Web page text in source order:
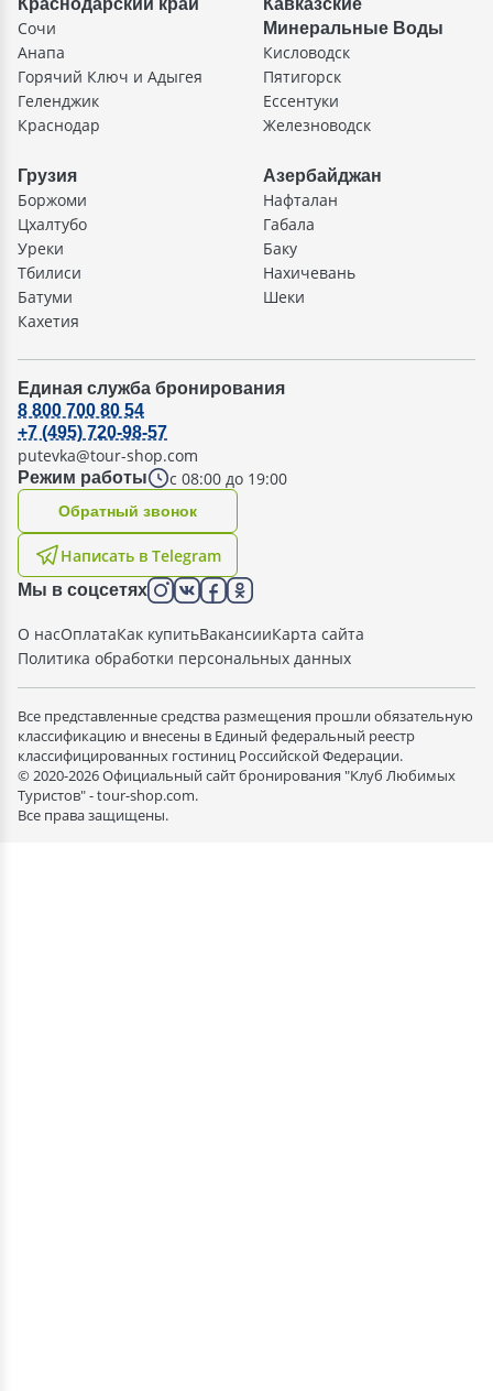
Краснодарский край
Сочи
Анапа
Горячий Ключ и Адыгея
Геленджик
Краснодар
Кавказские
Минеральные Воды
Кисловодск
Пятигорск
Ессентуки
Железноводск
Грузия
Боржоми
Цхалтубо
Уреки
Тбилиси
Батуми
Кахетия
Азербайджан
Нафталан
Габала
Баку
Нахичевань
Шеки
Единая служба бронирования
Режим работы с 08:00 до 19:00
8 800 700 80 54
+7 (495) 720-98-57
putevka@tour-shop.com
Написать в Telegram
Oбратный звонок
Мы в соцсетях
О насОплатаКак купитьВакансииКарта сайта
Политика обработки персональных данных
Все представленные средства размещения прошли обязательную
классификацию и внесены в Единый федеральный реестр
классифицированных гостиниц Российской Федерации.
© 2020-2026 Официальный сайт бронирования "Клуб Любимых
Туристов" - tour-shop.com.
Все права защищены.